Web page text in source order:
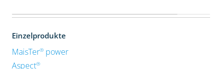
Einzelprodukte
MaisTer®power
Aspect®